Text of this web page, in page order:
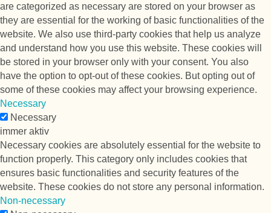
are categorized as necessary are stored on your browser as
they are essential for the working of basic functionalities of the
website. We also use third-party cookies that help us analyze
and understand how you use this website. These cookies will
be stored in your browser only with your consent. You also
have the option to opt-out of these cookies. But opting out of
some of these cookies may affect your browsing experience.
Necessary
Necessary
immer aktiv
Necessary cookies are absolutely essential for the website to
function properly. This category only includes cookies that
ensures basic functionalities and security features of the
website. These cookies do not store any personal information.
Non-necessary